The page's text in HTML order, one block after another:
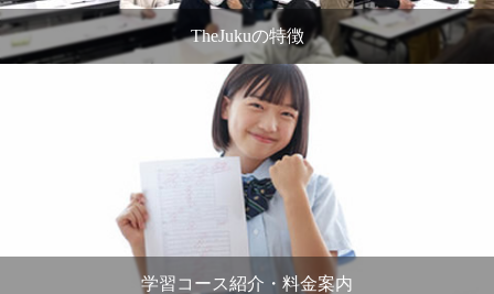
TheJukuの特徴
学習コース紹介・料金案内